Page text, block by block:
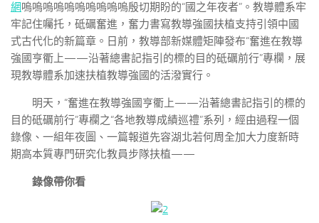
網嗚嗚嗚嗚嗚嗚嗚嗚嗚嗚殷切期盼的“國之年夜者”。教導體系牢
牢記住囑托，砥礪奮進，奮力書寫教導強國扶植支持引領中國
式古代化的新篇章。日前，教導部新媒體矩陣發布“奮進在教導
強國亨衢上——沿著總書記指引的標的目的砥礪前行”專欄，展
現教導體系加速扶植教導強國的活潑實行。
明天，“奮進在教導強國亨衢上——沿著總書記指引的標的
目的砥礪前行”專欄之“各地教導成績巡禮”系列，經由過程一個
錄像、一組年夜圖、一篇報道先容湖北若何周全加大力度新時
期高本質專門研究化教員步隊扶植——
錄像帶你看